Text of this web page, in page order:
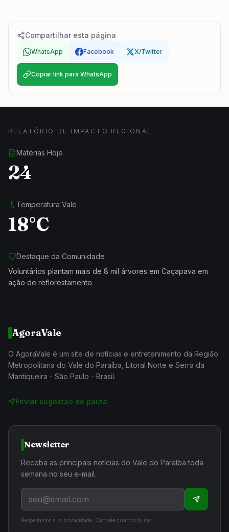
Compartilhar esta página
WhatsApp Facebook X/Twitter
Copiar link para WhatsApp
RELATÓRIO DE IMPACTO REGIONAL
Matérias Hoje
24
Temperatura Vale
18°C
Destaque da Comunidade
Voluntários plantam mais de 8 mil árvores em Caçapava em
ação de reflorestamento.
AgoraVale
O AgoraVale é um site de notícias e entretenimento da Região
Metropolitana do Vale do Paraíba, Litoral Norte e Serra da
Mantiqueira - São Paulo - Brasil.
Enviar sugestão de pauta
Newsletter
Receba as principais notícias do Vale do Paraíba toda
semana no seu e-mail.
Respeitamos sua privacidade. Cancele quando quiser.